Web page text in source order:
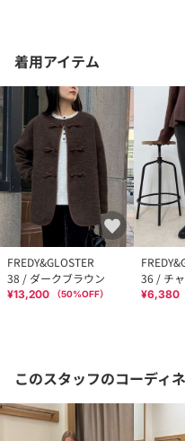
着用アイテム
FREDY&GLOSTER
38 / ダークブラウン
¥13,200 （50%OFF）
36 / チ
¥6,380
このスタッフのコーディ